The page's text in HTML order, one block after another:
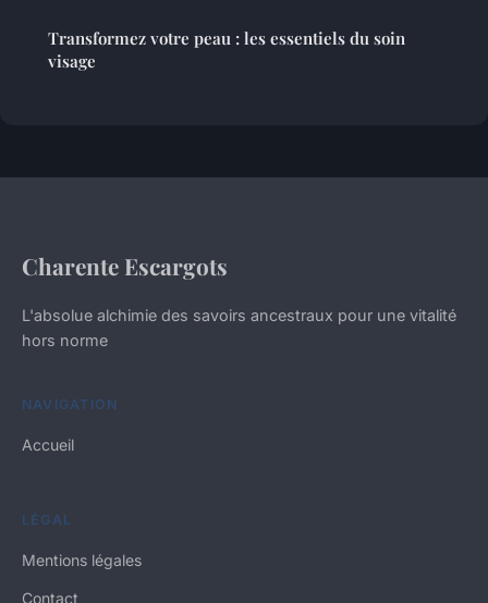
Transformez votre peau : les essentiels du soin
visage
Charente Escargots
L'absolue alchimie des savoirs ancestraux pour une vitalité
hors norme
NAVIGATION
Accueil
LÉGAL
Mentions légales
Contact